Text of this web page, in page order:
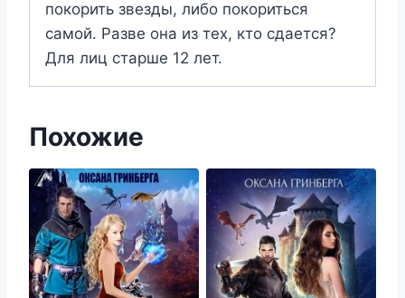
покорить звезды, либо покориться
самой. Разве она из тех, кто сдается?
Для лиц старше 12 лет.
Похожие